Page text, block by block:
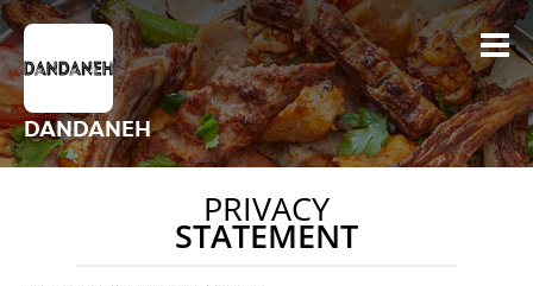
DANDANEH
PRIVACY
STATEMENT